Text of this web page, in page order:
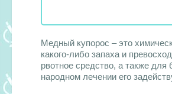
Медный купорос – это
какого-либо запаха и
рвотное средство, а также
народном лечении его